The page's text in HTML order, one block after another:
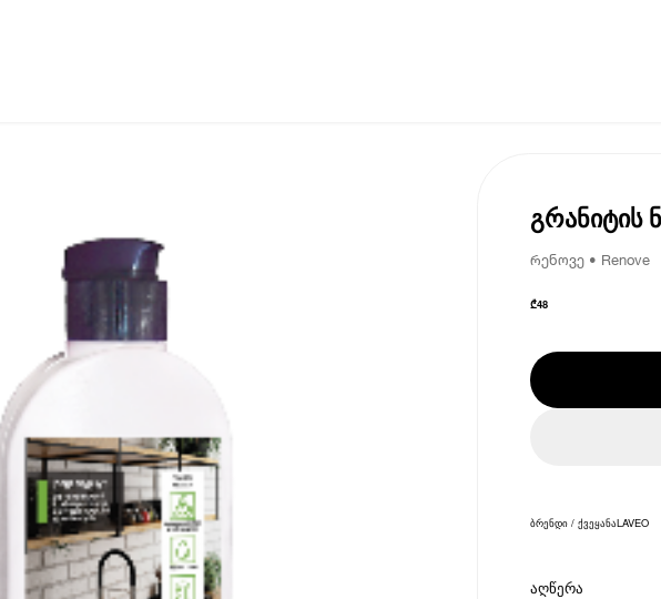
გრანიტის
რენოვე • Renove
₾48
ბრენდი / ქვეყანაLAVEO
აღწერა